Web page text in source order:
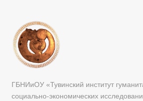
ГБНИиОУ «Тувинский институт
социально-экономических